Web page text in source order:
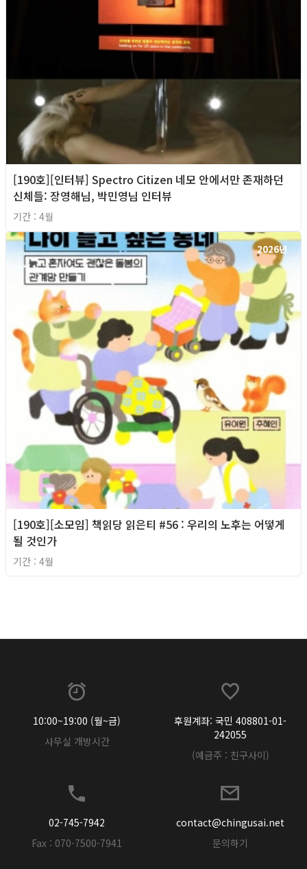
[190호][인터뷰] Spectro Citizen 네모 안에서만 존재하던
신체들: 장영해님, 박민영님 인터뷰
기간 : 4월
2026년
[190호][소모임] 책읽당 읽은티 #56 : 우리의 노후는 어떻게
될 것인가
기간 : 4월